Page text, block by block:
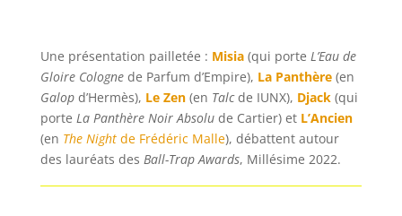
Une présentation pailletée : Misia(qui porte L’Eau de
Gloire Colognede Parfum d’Empire), La Panthère(en
Galopd’Hermès), Le Zen(en Talcde IUNX), Djack (qui
porte La Panthère Noir Absolude Cartier) et L’Ancien
(en The Nightde Frédéric Malle), débattent autour
des lauréats des Ball-Trap Awards, Millésime 2022.